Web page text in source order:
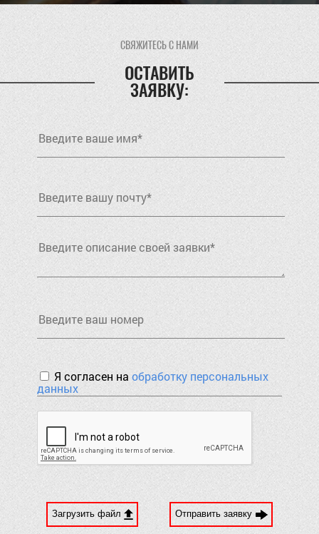
СВЯЖИТЕСЬ С НАМИ
ОСТАВИТЬ
ЗАЯВКУ:
Я согласен наобработку персональных
данных
Загрузить файл Отправить заявку